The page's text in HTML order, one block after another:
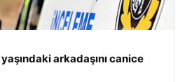
arkadaşını canice